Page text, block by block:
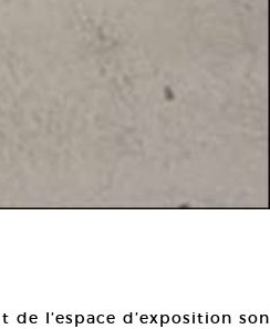
l’espace d’exposition son